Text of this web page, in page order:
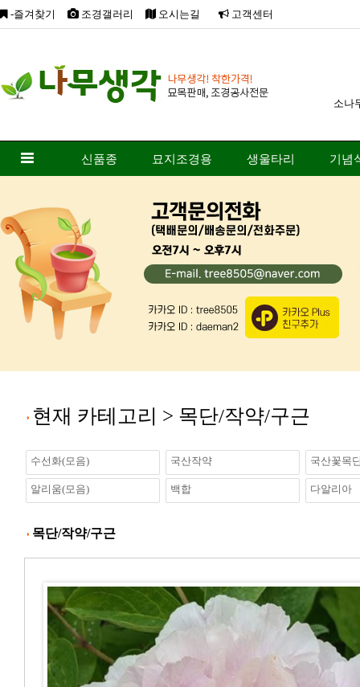
-즐겨찾기 조경갤러리 오시는길 고객센터
소나
신품종 묘지조경용 생울타리 기념
현재 카테고리 > 목단/작약/구근
수선화(모음) 국산작약 국산꽃목
알리움(모음) 백합 다알리아
목단/작약/구근